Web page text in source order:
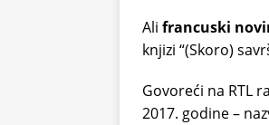
Ali francuski
knjizi “(Skoro)
Govoreći na RTL
2017. godine –